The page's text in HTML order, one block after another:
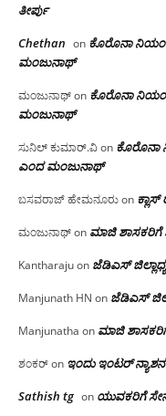
ತೀರ್ಪು
Chethan on ಕೊರೊನಾ
ಮಂಜು‌ನಾಥ್
ಮಂಜುನಾಥ್on ಕೊರೊನಾ
ಮಂಜು‌ನಾಥ್
ಸುನಿಲ್ ಕುಮಾರ್.ವಿon ಕೊರೊನಾ
ಎಂದ ಮಂಜು‌ನಾಥ್
ಬಸವರಾಜ್ ಹೇಮನೂರುon
ಮಂಜುನಾಥ್on ಮಾಜಿ ಶಾಸಕರಿಗೆ
Kantharajuon ಜೆಡಿಎಸ್
Manjunath HN on ಜೆಡಿಎಸ್
Manjunatha on ಮಾಜಿ
ಶಂಕರ್on ಇಂದು ಇಂಟರ್
Sathish tg on ಯುವಕರಿಗೆ